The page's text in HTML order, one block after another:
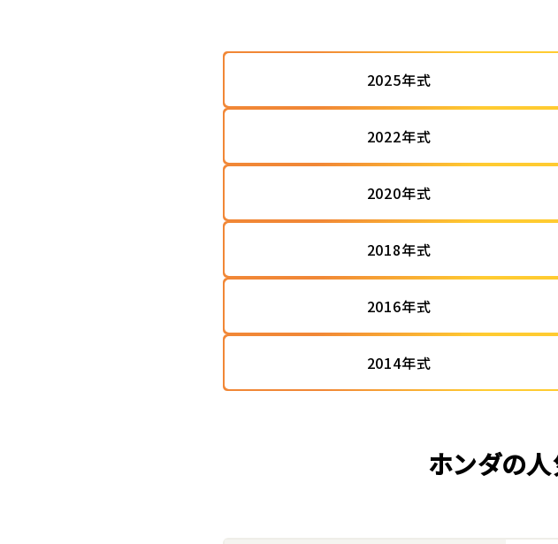
2025年式
2022年式
2020年式
2018年式
2016年式
2014年式
ホンダの